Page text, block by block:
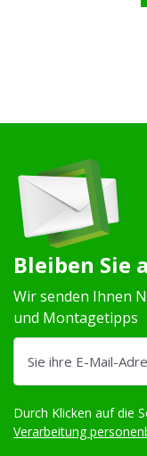
Bleiben Sie
Wir senden Ihnen
und Montagetipps
Durch Klicken auf die
Verarbeitung